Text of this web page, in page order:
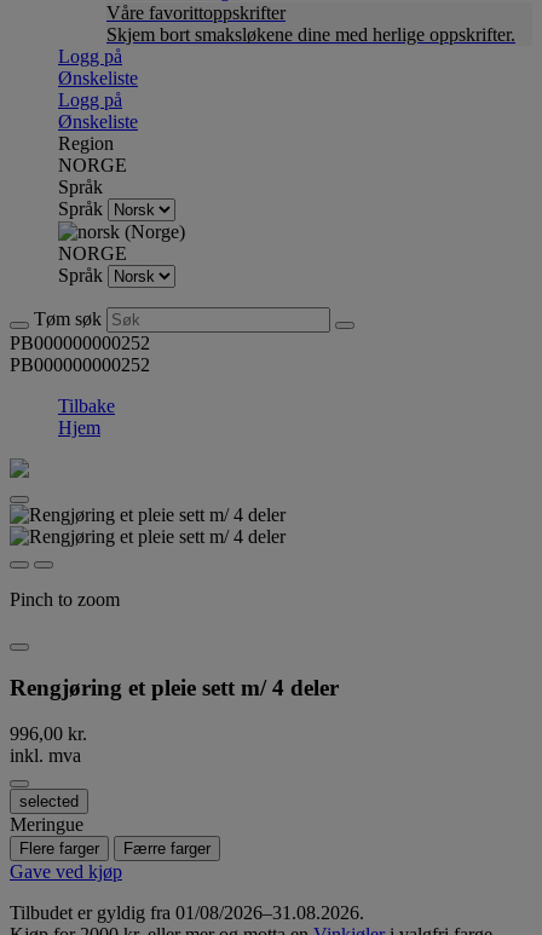
Våre favorittoppskrifter
Skjem bort smaksløkene dine med herlige oppskrifter.
Logg på
Ønskeliste
Logg på
Ønskeliste
Region
NORGE
Språk
Språk
NORGE
Språk
Tøm søk
PB000000000252
PB000000000252
Tilbake
Hjem
Pinch to zoom
Rengjøring et pleie sett m/ 4 deler
996,00 kr.
inkl. mva
selected
Meringue
Flere farger Færre farger
Gave ved kjøp
Tilbudet er gyldig fra 01/08/2026–31.08.2026.